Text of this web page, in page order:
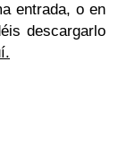
entrada, o en
descargarlo